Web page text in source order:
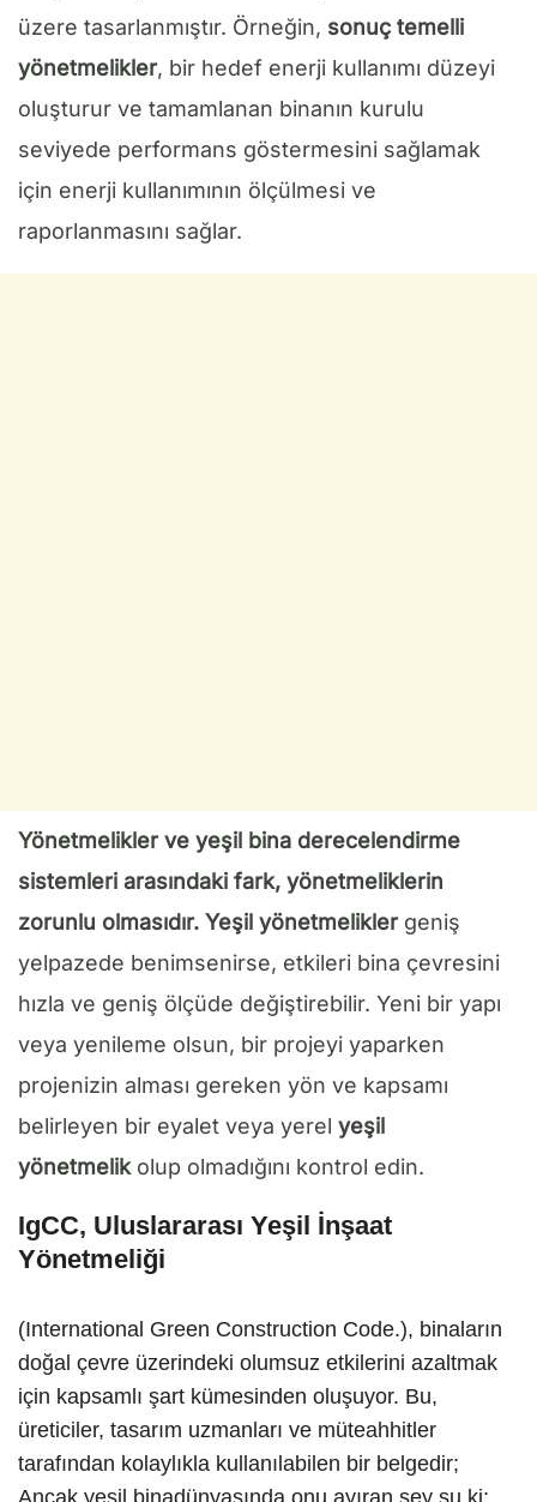
üzere tasarlanmıştır. Örneğin, sonuç temelli
yönetmelikler, bir hedef enerji kullanımı düzeyi
oluşturur ve tamamlanan binanın kurulu
seviyede performans göstermesini sağlamak
için enerji kullanımının ölçülmesi ve
raporlanmasını sağlar.
Yönetmelikler ve yeşil bina derecelendirme
sistemleri arasındaki fark, yönetmeliklerin
zorunlu olmasıdır. Yeşil yönetmeliklergeniş
yelpazede benimsenirse, etkileri bina çevresini
hızla ve geniş ölçüde değiştirebilir. Yeni bir yapı
veya yenileme olsun, bir projeyi yaparken
projenizin alması gereken yön ve kapsamı
belirleyen bir eyalet veya yerel yeşil
yönetmelikolup olmadığını kontrol edin.
IgCC, Uluslararası Yeşil İnşaat
Yönetmeliği
(International Green Construction Code.), binaların
doğal çevre üzerindeki olumsuz etkilerini azaltmak
için kapsamlı şart kümesinden oluşuyor. Bu,
üreticiler, tasarım uzmanları ve müteahhitler
tarafından kolaylıkla kullanılabilen bir belgedir;
Ancak yeşil binadünyasında onu ayıran şey şu ki;